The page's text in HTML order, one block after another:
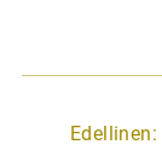
A
Edellinen: